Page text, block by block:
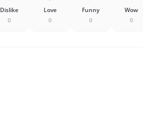
Dislike
0
Love
0
Funny
0
Wow
0